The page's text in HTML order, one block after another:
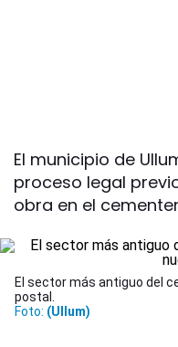
El municipio de
proceso legal
obra en el
El sector más antiguo del
postal.
Foto: (Ullum)